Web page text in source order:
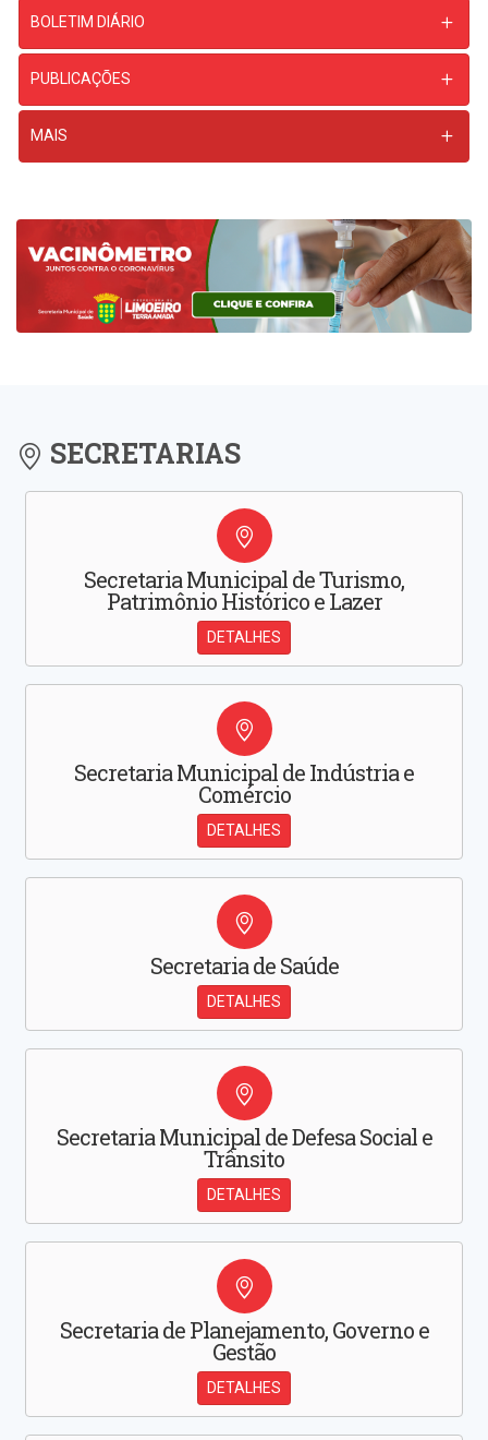
BOLETIM DIÁRIO
PUBLICAÇÕES
MAIS
SECRETARIAS
Secretaria Municipal de Turismo,
Patrimônio Histórico e Lazer
DETALHES
Secretaria Municipal de Indústria e
Comércio
DETALHES
Secretaria de Saúde
DETALHES
Secretaria Municipal de Defesa Social e
Trânsito
DETALHES
Secretaria de Planejamento, Governo e
Gestão
DETALHES